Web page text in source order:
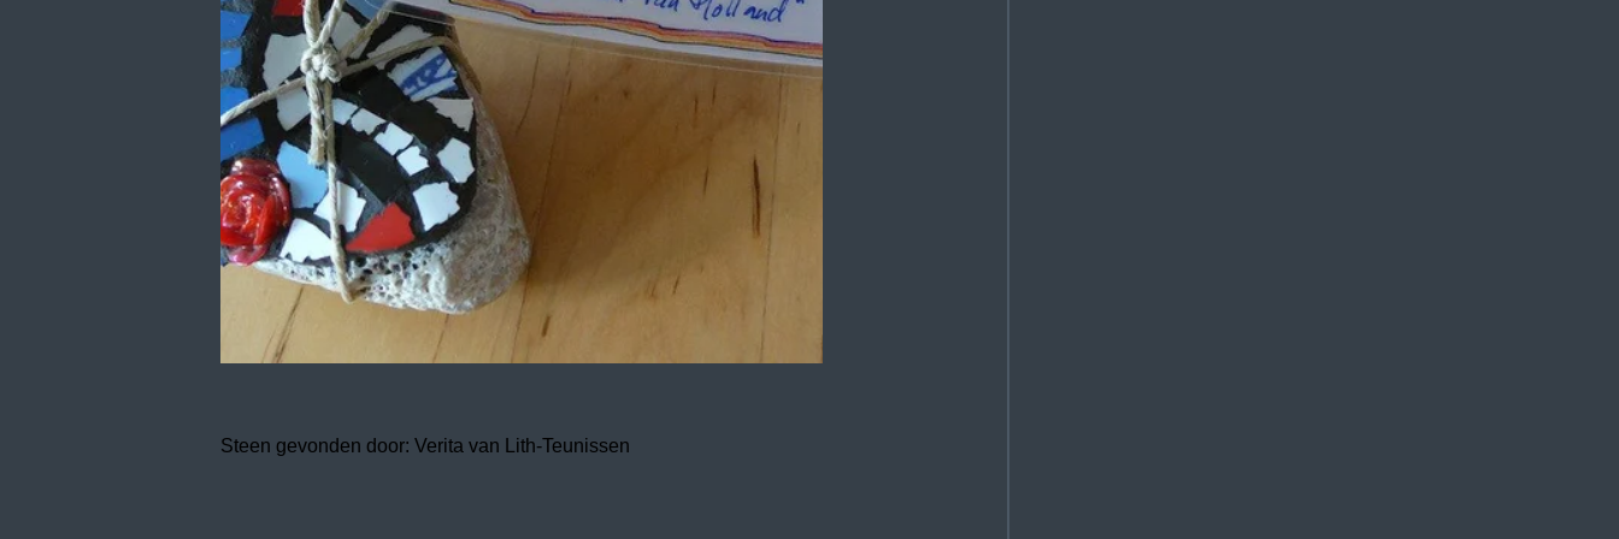
Steen gevonden door: Verita van Lith-Teunissen